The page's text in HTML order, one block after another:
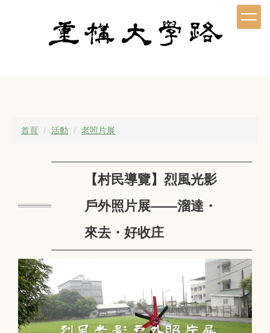
首頁 活動 老照片展
【村民導覽】烈風光影
戶外照片展——溜達・
來去・好收庄